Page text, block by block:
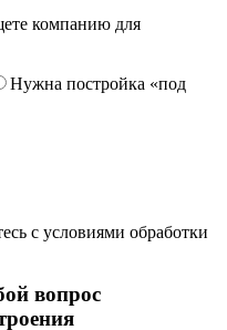
компанию для
Нужна постройка «под
с условиями обработки
вопрос